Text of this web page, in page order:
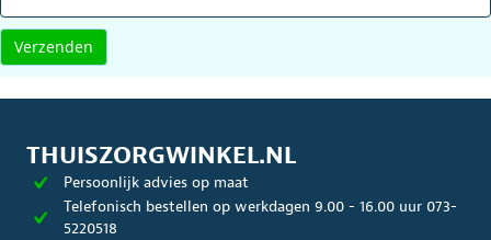
THUISZORGWINKEL.NL
Persoonlijk advies op maat
Telefonisch bestellen op werkdagen 9.00 - 16.00 uur 073-
5220518